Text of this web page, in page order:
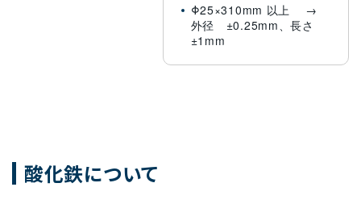
Φ25×310mm 以上 →
外径 ±0.25mm、長さ
±1mm
酸化鉄について